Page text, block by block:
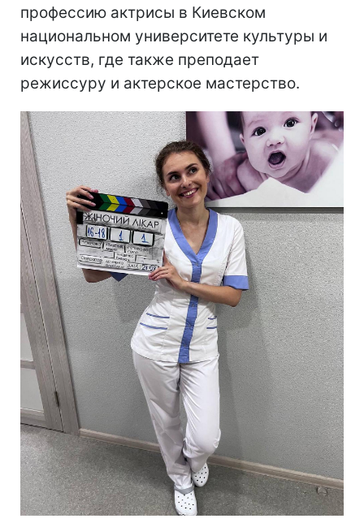
профессию актрисы в Киевском
национальном университете культуры и
искусств, где также преподает
режиссуру и актерское мастерство.